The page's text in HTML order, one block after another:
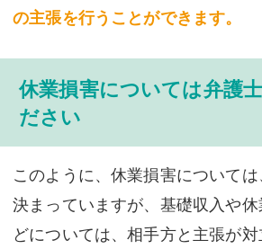
の主張を行うことができます。
休業損害については弁護
ださい
このように、休業損害について
決まっていますが、基礎収入や
どについては、相手方と主張が